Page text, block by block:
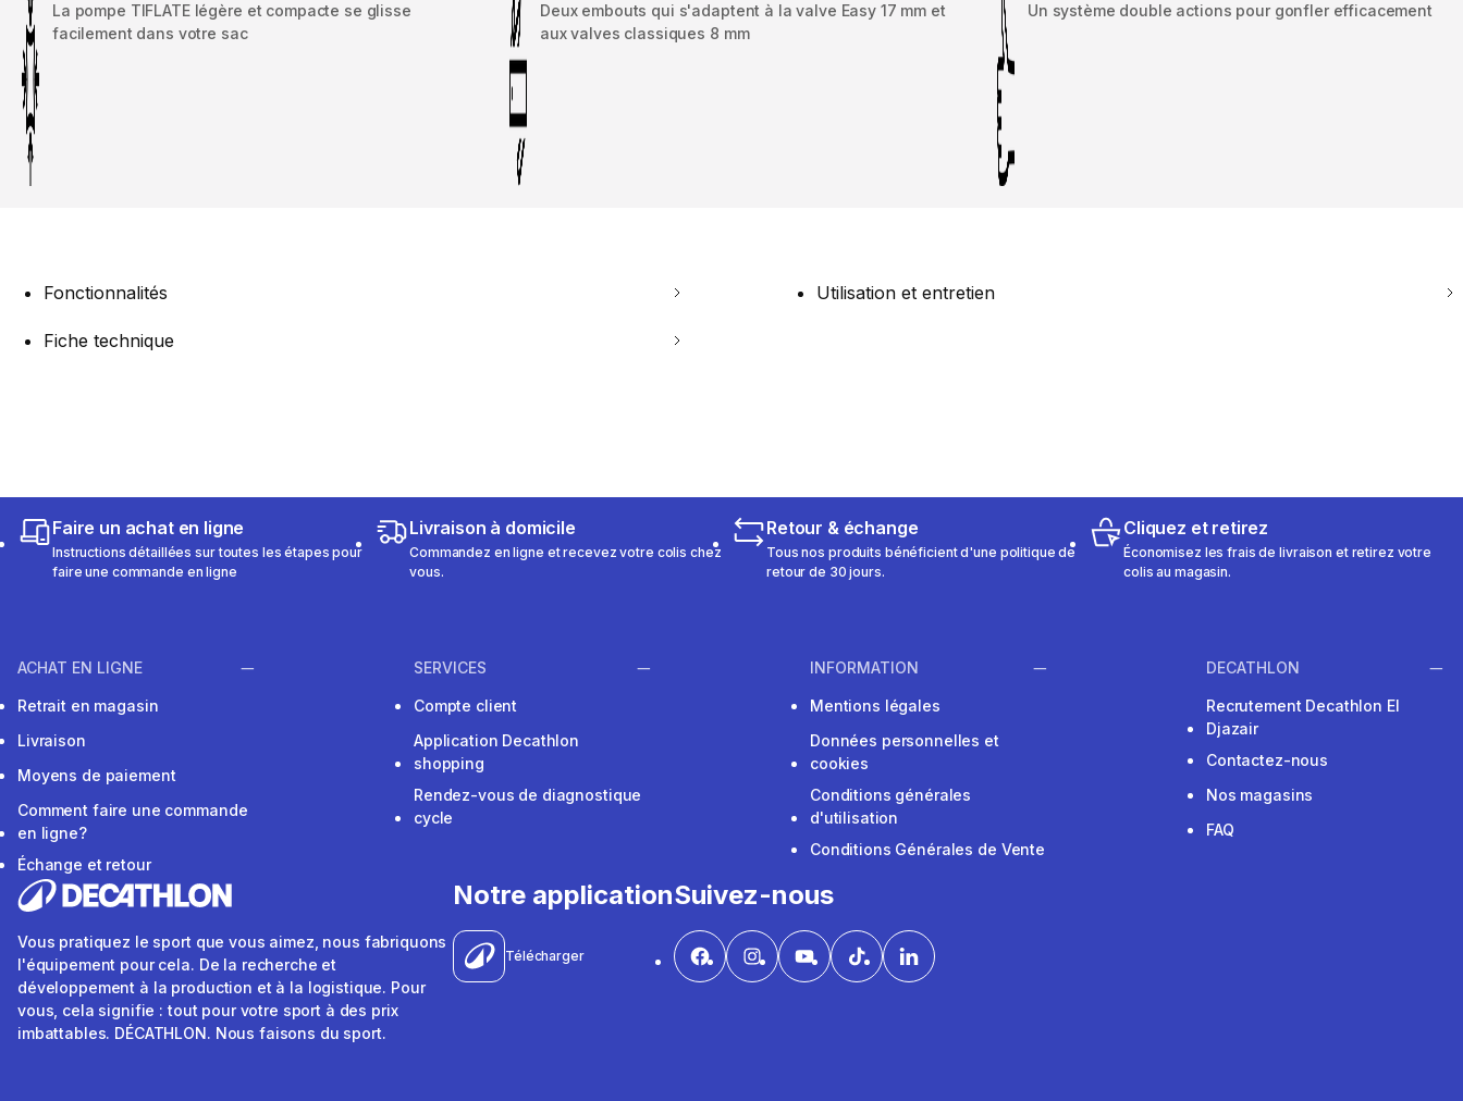
La pompe TIFLATE légère et compacte se glisse
facilement dans votre sac
Deux embouts qui s'adaptent à la valve Easy 17 mm et
aux valves classiques 8 mm
Un système double actions pour gonfler efficacement
Fonctionnalités Utilisation et entretien
Fiche technique
Faire un achat en ligne
Instructions détaillées sur toutes les étapes pour
faire une commande en ligne
Livraison à domicile
Commandez en ligne et recevez votre colis chez
vous.
Retour & échange
Tous nos produits bénéficient d'une politique de
retour de 30 jours.
Cliquez et retirez
Économisez les frais de livraison et retirez votre
colis au magasin.
ACHAT EN LIGNE
Retrait en magasin
Livraison
Moyens de paiement
Comment faire une commande
en ligne?
Échange et retour
SERVICES
Compte client
Application Decathlon
shopping
Rendez-vous de diagnostique
cycle
INFORMATION
Mentions légales
Données personnelles et
cookies
Conditions générales
d'utilisation
Conditions Générales de Vente
DECATHLON
Recrutement Decathlon El
Djazair
Contactez-nous
Nos magasins
FAQ
Vous pratiquez le sport que vous aimez, nous fabriquons
l'équipement pour cela. De la recherche et
développement à la production et à la logistique. Pour
vous, cela signifie : tout pour votre sport à des prix
imbattables. DÉCATHLON. Nous faisons du sport.
Notre application
Télécharger
Suivez-nous